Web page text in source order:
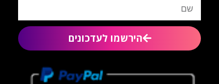
הירשמו לעדכונים